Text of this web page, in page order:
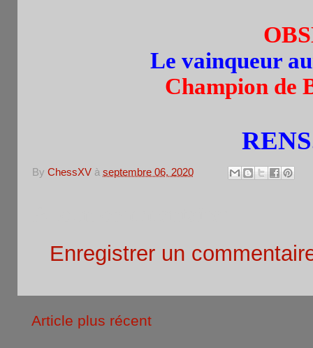
Le vainqueur
Champion de
By ChessXV à septembre 06, 2020
Enregistrer un
Article plus récent